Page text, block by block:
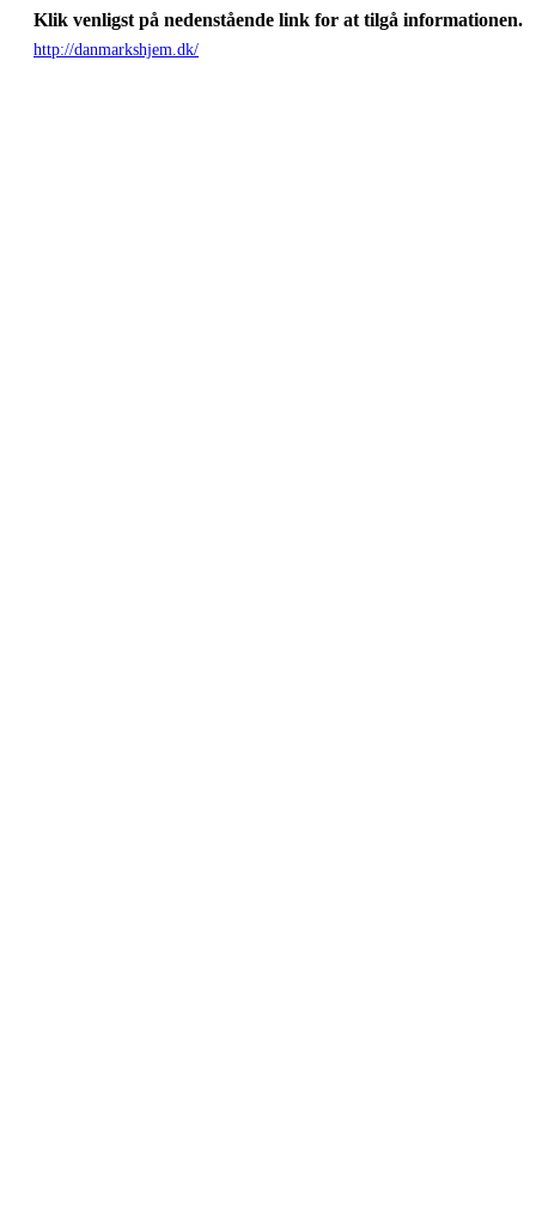
Klik venligst på nedenstående link for at tilgå informationen.
http://danmarkshjem.dk/